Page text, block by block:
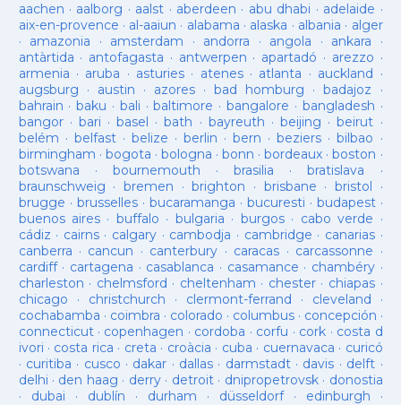
aachen · aalborg · aalst · aberdeen · abu dhabi · adelaide ·
aix-en-provence · al-aaiun · alabama · alaska · albania · alger
· amazonia · amsterdam · andorra · angola · ankara ·
antàrtida · antofagasta · antwerpen · apartadó · arezzo ·
armenia · aruba · asturies· atenes· atlanta · auckland ·
augsburg · austin · azores·bad homburg ·badajoz ·
bahrain ·baku · bali ·baltimore ·bangalore · bangladesh ·
bangor· bari ·basel ·bath · bayreuth ·beijing ·beirut ·
belém · belfast· belize · berlin ·bern ·beziers ·bilbao ·
birmingham · bogota · bologna ·bonn ·bordeaux ·boston ·
botswana · bournemouth ·brasilia ·bratislava ·
braunschweig · bremen ·brighton · brisbane · bristol ·
brugge · brusselles· bucaramanga · bucuresti · budapest·
buenos aires· buffalo · bulgaria · burgos· cabo verde ·
cádiz · cairns· calgary · cambodja · cambridge · canarias·
canberra · cancun · canterbury · caracas · carcassonne ·
cardiff· cartagena · casablanca · casamance · chambéry·
charleston · chelmsford · cheltenham · chester· chiapas ·
chicago · christchurch · clermont-ferrand · cleveland ·
cochabamba · coimbra · colorado · columbus· concepción ·
connecticut· copenhagen · cordoba · corfu · cork · costa d
ivori · costa rica · creta · croàcia · cuba · cuernavaca · curicó
· curitiba · cusco · dakar · dallas · darmstadt· davis · delft ·
delhi · den haag · derry· detroit· dnipropetrovsk· donostia
· dubai · dublín · durham · düsseldorf· edinburgh ·